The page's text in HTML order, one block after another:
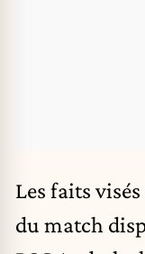
Les faits
du match